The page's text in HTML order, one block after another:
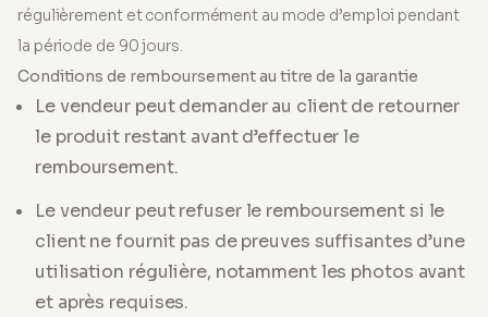
régulièrement et conformément au mode d’emploi pendant
la période de 90 jours.
Conditions de remboursement au titre de la garantie
Le vendeur peut demander au client de retourner
le produit restant avant d’effectuer le
remboursement.
Le vendeur peut refuser le remboursement si le
client ne fournit pas de preuves suffisantes d’une
utilisation régulière, notamment les photos avant
et après requises.